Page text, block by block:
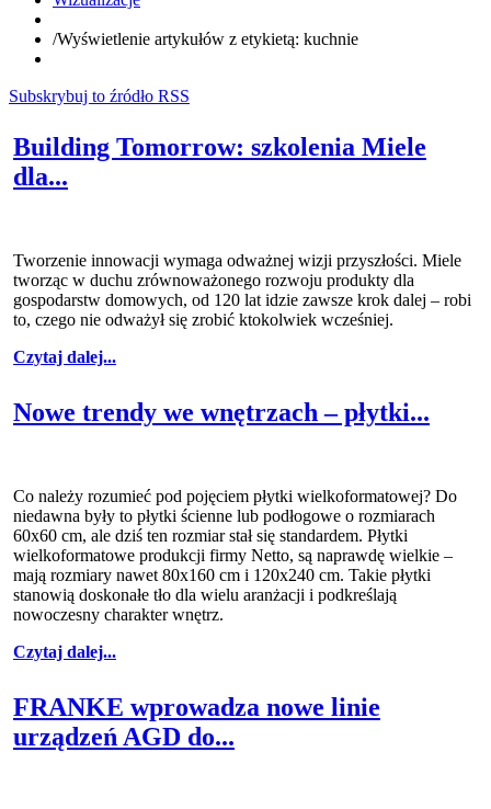
/Wyświetlenie artykułów z etykietą: kuchnie
Subskrybuj to źródło RSS
Building Tomorrow: szkolenia Miele
dla...
Tworzenie innowacji wymaga odważnej wizji przyszłości. Miele
tworząc w duchu zrównoważonego rozwoju produkty dla
gospodarstw domowych, od 120 lat idzie zawsze krok dalej – robi
to, czego nie odważył się zrobić ktokolwiek wcześniej.
Czytaj dalej...
Nowe trendy we wnętrzach – płytki...
Co należy rozumieć pod pojęciem płytki wielkoformatowej? Do
niedawna były to płytki ścienne lub podłogowe o rozmiarach
60x60 cm, ale dziś ten rozmiar stał się standardem. Płytki
wielkoformatowe produkcji firmy Netto, są naprawdę wielkie –
mają rozmiary nawet 80x160 cm i 120x240 cm. Takie płytki
stanowią doskonałe tło dla wielu aranżacji i podkreślają
nowoczesny charakter wnętrz.
Czytaj dalej...
FRANKE wprowadza nowe linie
urządzeń AGD do...